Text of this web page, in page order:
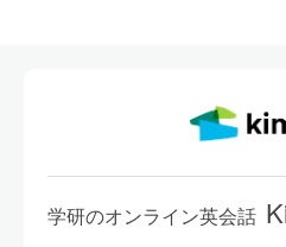
学研のオンライン英会話